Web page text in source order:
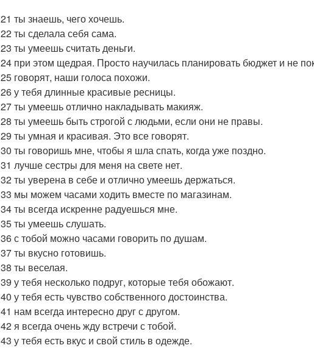
21 ты знаешь, чего хочешь.
22 ты сделала себя сама.
23 ты умеешь считать деньги.
24 при этом щедрая. Просто научилась планировать бюджет и не
25 говорят, наши голоса похожи.
26 у тебя длинные красивые ресницы.
27 ты умеешь отлично накладывать макияж.
28 ты умеешь быть строгой с людьми, если они не правы.
29 ты умная и красивая. Это все говорят.
30 ты говоришь мне, чтобы я шла спать, когда уже поздно.
31 лучше сестры для меня на свете нет.
32 ты уверена в себе и отлично умеешь держаться.
33 мы можем часами ходить вместе по магазинам.
34 ты всегда искренне радуешься мне.
35 ты умеешь слушать.
36 с тобой можно часами говорить по душам.
37 ты вкусно готовишь.
38 ты веселая.
39 у тебя несколько подруг, которые тебя обожают.
40 у тебя есть чувство собственного достоинства.
41 нам всегда интересно друг с другом.
42 я всегда очень жду встречи с тобой.
43 у тебя есть вкус и свой стиль в одежде.